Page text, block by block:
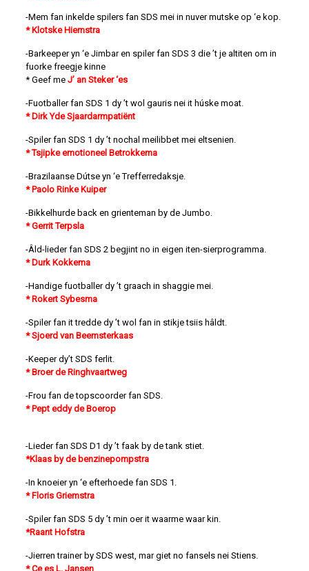
-Mem fan inkelde spilers fan SDS mei in nuver mutske op ‘e kop.
* Klotske Hiemstra
-Barkeeper yn ‘e Jimbar en spiler fan SDS 3 die ’t je altiten om in
fuorke freegje kinne
* Geef me J’ an Steker ‘es
-Fuotballer fan SDS 1 dy ’t wol gauris nei it húske moat.
* Dirk Yde Sjaardarmpatiënt
-Spiler fan SDS 1 dy ’t nochal meilibbet mei eltsenien.
* Tsjipke emotioneel Betrokkema
-Brazilaanse Dútse yn ‘e Trefferredaksje.
* Paolo Rinke Kuiper
-Bikkelhurde back en grienteman by de Jumbo.
* Gerrit Terpsla
-Âld-lieder fan SDS 2 begjint no in eigen iten-sierprogramma.
* Durk Kokkema
-Handige fuotballer dy ’t graach in shaggie mei.
* Rokert Sybesma
-Spiler fan it tredde dy ’t wol fan in stikje tsiis hâldt.
* Sjoerd van Beemsterkaas
-Keeper dy’t SDS ferlit.
* Broer de Ringhvaartweg
-Frou fan de topscoorder fan SDS.
* Pept eddy de Boerop
-Lieder fan SDS D1 dy ’t faak by de tank stiet.
*Klaas by de benzinepompstra
-In knoeier yn ‘e efterhoede fan SDS 1.
* Floris Griemstra
-Spiler fan SDS 5 dy ’t min oer it waarme waar kin.
*Raant Hofstra
-Jierren trainer by SDS west, mar giet no fansels nei Stiens.
* Ce es L. Jansen